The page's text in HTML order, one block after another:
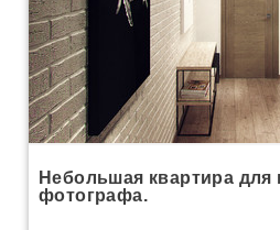
Небольшая квартира для
фотографа.